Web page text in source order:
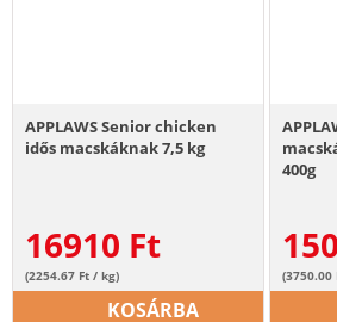
APPLAWS Senior chicken
idős macskáknak 7,5 kg
16910 Ft
(2254.67 Ft / kg)
KOSÁRBA
400g
(3750.00